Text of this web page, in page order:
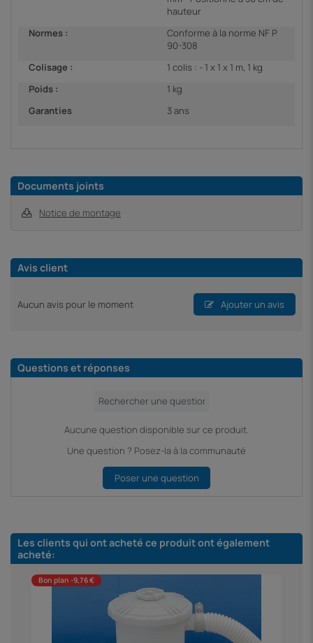
hauteur
Normes :
Conforme à la norme NF P
90-308
Colisage :
1 colis : - 1 x 1 x 1 m, 1 kg
Poids :
1 kg
Garanties
3 ans
Documents joints
Notice de montage
Avis client
Aucun avis pour le moment Ajouter un avis
Questions et réponses
Aucune question disponible sur ce produit.
Une question ? Posez-la à la communauté
Poser une question
Les clients qui ont acheté ce produit ont également
acheté:
Bon plan -9,76 €